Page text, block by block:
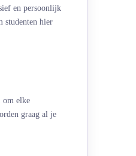
en persoonlijk
studenten hier
om elke
graag al je